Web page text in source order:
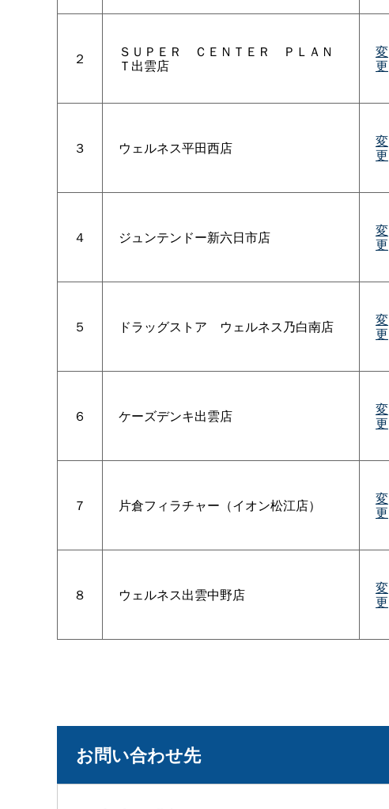
２ ＳＵＰＥ Ｒ ＣＥＮＴＥ Ｒ ＰＬＡＮ
Ｔ出雲店
変
更
３ ウェルネス平田西店 変
更
４ ジュンテンドー新六日市店 変
更
５ ドラッグスト ア ウェルネス乃白南店 変
更
６ ケーズデンキ出雲店 変
更
７ 片倉フィラチャー（イオン松江店） 変
更
８ ウェルネス出雲中野店 変
更
お問い合わせ先